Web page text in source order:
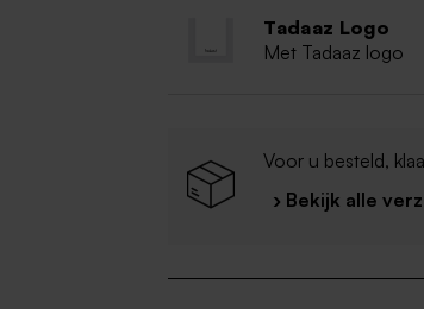
Tadaaz Logo
Met Tadaaz logo
Voor u besteld,
› Bekijk alle